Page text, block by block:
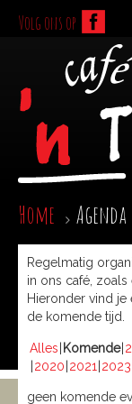
Volg ons op
Home Agenda
Regelmatig
in ons café, zoals
Hieronder vind
de komende tijd.
Alles Komende
2020 2021 2023
geen komende